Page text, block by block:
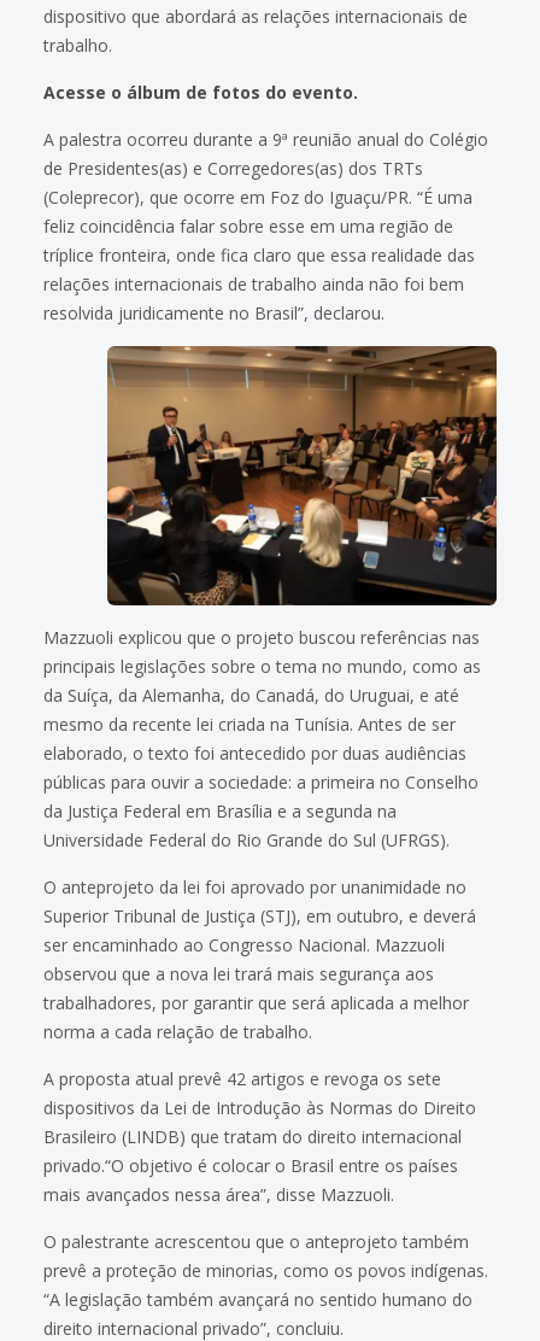
dispositivo que abordará as relações internacionais de
trabalho.
Acesse o álbum de fotos do evento.
A palestra ocorreu durante a 9ª reunião anual do Colégio
de Presidentes(as) e Corregedores(as) dos TRTs
(Coleprecor), que ocorre em Foz do Iguaçu/PR. “É uma
feliz coincidência falar sobre esse em uma região de
tríplice fronteira, onde fica claro que essa realidade das
relações internacionais de trabalho ainda não foi bem
resolvida juridicamente no Brasil”, declarou.
Mazzuoli explicou que o projeto buscou referências nas
principais legislações sobre o tema no mundo, como as
da Suíça, da Alemanha, do Canadá, do Uruguai, e até
mesmo da recente lei criada na Tunísia. Antes de ser
elaborado, o texto foi antecedido por duas audiências
públicas para ouvir a sociedade: a primeira no Conselho
da Justiça Federal em Brasília e a segunda na
Universidade Federal do Rio Grande do Sul (UFRGS).
O anteprojeto da lei foi aprovado por unanimidade no
Superior Tribunal de Justiça (STJ), em outubro, e deverá
ser encaminhado ao Congresso Nacional. Mazzuoli
observou que a nova lei trará mais segurança aos
trabalhadores, por garantir que será aplicada a melhor
norma a cada relação de trabalho.
A proposta atual prevê 42 artigos e revoga os sete
dispositivos da Lei de Introdução às Normas do Direito
Brasileiro (LINDB) que tratam do direito internacional
privado.“O objetivo é colocar o Brasil entre os países
mais avançados nessa área”, disse Mazzuoli.
O palestrante acrescentou que o anteprojeto também
prevê a proteção de minorias, como os povos indígenas.
“A legislação também avançará no sentido humano do
direito internacional privado”, concluiu.